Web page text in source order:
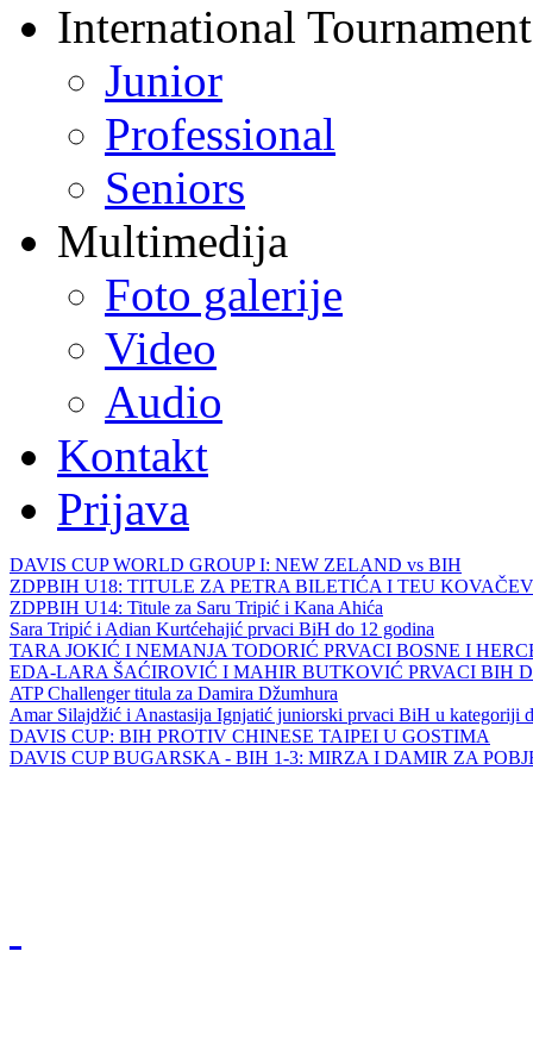
International
Junior
Professional
Seniors
Multimedija
Foto galerije
Video
Audio
Kontakt
Prijava
DAVIS CUP WORLD GROUP I: NEW ZELAND vs BIH
ZDPBIH U18: TITULE ZA PETRA BILETIĆA I TEU
ZDPBIH U14: Titule za Saru Tripić i Kana Ahića
Sara Tripić i Adian Kurtćehajić prvaci BiH do 12 godina
TARA JOKIĆ I NEMANJA TODORIĆ PRVACI BOSNE I
EDA-LARA ŠAĆIROVIĆ I MAHIR BUTKOVIĆ PRVACI BIH
ATP Challenger titula za Damira Džumhura
Amar Silajdžić i Anastasija Ignjatić juniorski prvaci BiH u kategoriji
DAVIS CUP: BIH PROTIV CHINESE TAIPEI U GOSTIMA
DAVIS CUP BUGARSKA - BIH 1-3: MIRZA I DAMIR ZA